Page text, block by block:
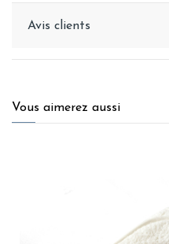
Avis clients
Vous aimerez aussi